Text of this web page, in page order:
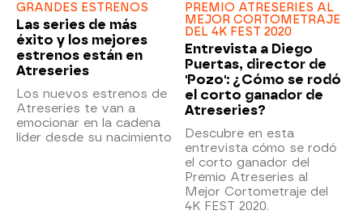
GRANDES ESTRENOS
Las series de más
éxito y los mejores
estrenos están en
Atreseries
Los nuevos estrenos de
Atreseries te van a
emocionar en la cadena
líder desde su nacimiento
PREMIO ATRESERIES AL
MEJOR CORTOMETRAJE
DEL 4K FEST 2020
Entrevista a Diego
Puertas, director de
'Pozo': ¿Cómo se rodó
el corto ganador de
Atreseries?
Descubre en esta
entrevista cómo se rodó
el corto ganador del
Premio Atreseries al
Mejor Cortometraje del
4K FEST 2020.